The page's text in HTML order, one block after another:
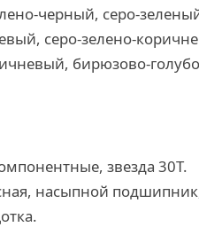
черный, серо-
серо-зелено-
бирюзово-
звезда 30T.
насыпной